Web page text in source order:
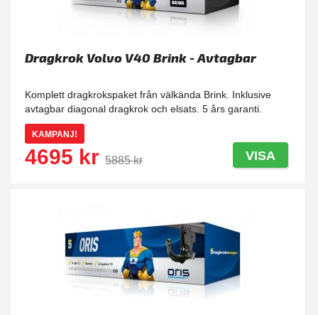
Dragkrok Volvo V40 Brink - Avtagbar
Komplett dragkrokspaket från välkända Brink. Inklusive
avtagbar diagonal dragkrok och elsats. 5 års garanti.
KAMPANJ!
4695 kr 5885 kr VISA